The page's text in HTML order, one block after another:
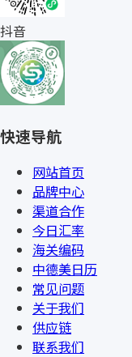
抖音
快速导航
网站首页
品牌中心
渠道合作
今日汇率
海关编码
中德美日历
常见问题
关于我们
供应链
联系我们